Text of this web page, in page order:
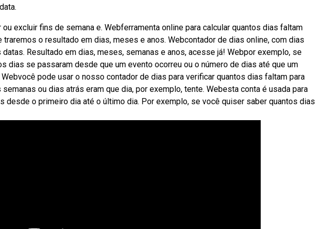
excluir fins de semana e. Webferramenta online para calcular quantos dias faltam
traremos o resultado em dias, meses e anos. Webcontador de dias online, com dias
Resultado em dias, meses, semanas e anos, acesse já! Webpor exemplo, se
dias se passaram desde que um evento ocorreu ou o número de dias até que um
pode usar o nosso contador de dias para verificar quantos dias faltam para
semanas ou dias atrás eram que dia, por exemplo, tente. Webesta conta é usada para
desde o primeiro dia até o último dia. Por exemplo, se você quiser saber quantos dias